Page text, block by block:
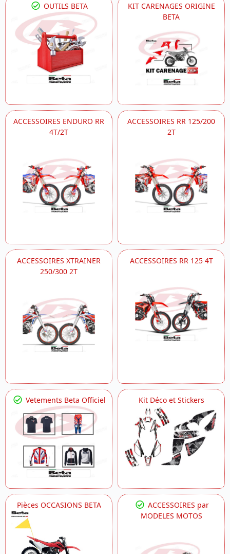
OUTILS BETA
KIT CARENAGES ORIGINE
BETA
ACCESSOIRES ENDURO RR
4T/2T
ACCESSOIRES RR 125/200
2T
ACCESSOIRES XTRAINER
250/300 2T
ACCESSOIRES RR 125 4T
Vetements Beta Officiel Kit Déco et Stickers
Pièces OCCASIONS BETA
ACCESSOIRES par
MODELES MOTOS